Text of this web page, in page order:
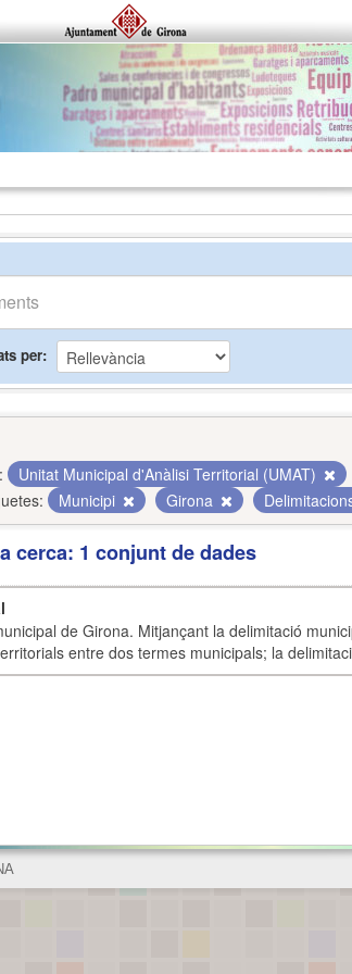
per
Unitat Municipal d'Anàlisi Territorial (UMAT)
Municipi Girona
cerca: 1 conjunt de dades
de Girona. Mitjançant la delimitació
entre dos termes municipals; la